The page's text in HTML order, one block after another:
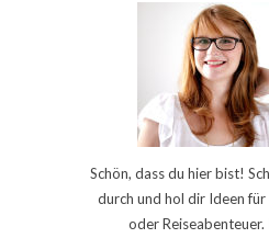
Schön, dass du hier bist!
durch und hol dir Ideen für
oder Reiseabenteuer.